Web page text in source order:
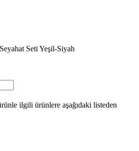
Seti Yeşil-Siyah
ilgili ürünlere aşağıdaki listeden